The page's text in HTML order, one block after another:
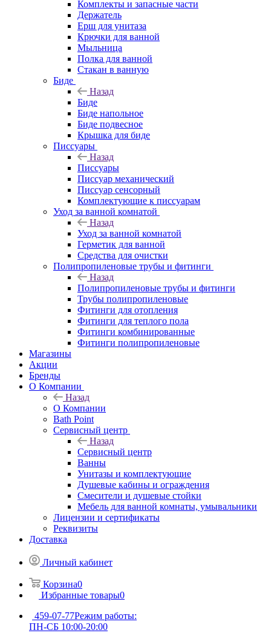
Комплекты и запасные части
Держатель
Ерш для унитаза
Крючки для ванной
Мыльница
Полка для ванной
Стакан в ванную
Биде
Назад
Биде
Биде напольное
Биде подвесное
Крышка для биде
Писсуары
Назад
Писсуары
Писсуар механический
Писсуар сенсорный
Комплектующие к писсуарам
Уход за ванной комнатой
Назад
Уход за ванной комнатой
Герметик для ванной
Средства для очистки
Полипропиленовые трубы и фитинги
Назад
Полипропиленовые трубы и фитинги
Трубы полипропиленовые
Фитинги для отопления
Фитинги для теплого пола
Фитинги комбинированные
Фитинги полипропиленовые
Магазины
Акции
Бренды
О Компании
Назад
О Компании
Bath Point
Сервисный центр
Назад
Сервисный центр
Ванны
Унитазы и комплектующие
Душевые кабины и ограждения
Смесители и душевые стойки
Мебель для ванной комнаты, умывальники
Лицензии и сертификаты
Реквизиты
Доставка
Личный кабинет
Корзина0
Избранные товары0
459-07-77Режим работы:
ПН-СБ 10:00-20:00